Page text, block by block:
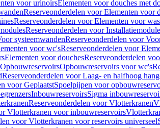
voor urinoirsElementen voor douches met
Reserveonderdelen voor Elementen voor
Reserveonderdelen voor Elementen voor
Reserveonderdelen voor
systeemwandenReserveonderdelen voor
voor wc'sReserveonderdelen voor
Elementen voor douchesReserveonderdelen
OpbouwreservoirsOpbouwreservoirs voor wc's
Reserveonderdelen voor Laag- en halfhoog
voor GeplaatstSpoelpijpen voor
InbouwreservoirsSigma
Reserveonderdelen voor Vlotterkranen
Vlotterkranen voor inbouwreservoirs
voor Vlotterkranen voor reservoirs universeel